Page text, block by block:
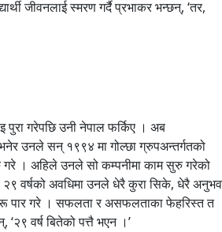
जीवनलाई स्मरण गर्दै प्रभाकर भन्छन्, ‘तर,
पुरा गरेपछि उनी नेपाल फर्किए । अब
भनेर उनले सन् १९९४ मा गोल्छा ग्रुपअन्तर्गतको
गरे । अहिले उनले सो कम्पनीमा काम सुरु गरेको
वर्षको अवधिमा उनले धेरै कुरा सिके, धेरै अनुभव
पार गरे । सफलता र असफलताका फेहरिस्त त
वर्ष बितेको पत्तै भएन ।’